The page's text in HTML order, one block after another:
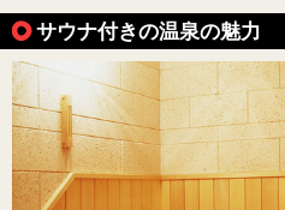
サウナ付きの温泉の魅力